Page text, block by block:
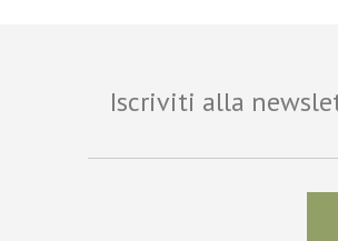
Iscriviti alla